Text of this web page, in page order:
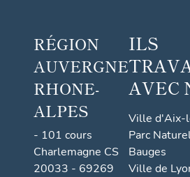
RÉGION
AUVERGNE
RHONE-
ALPES
- 101 cours
Charlemagne CS
20033 - 69269
ILS
AVEC
Ville d'Aix-
Parc
Bauges
Ville de